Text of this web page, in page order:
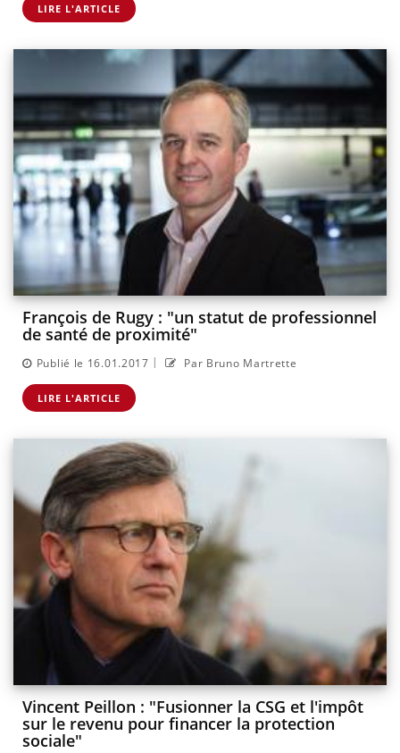
LIRE L'ARTICLE
François de Rugy : "un statut de professionnel
de santé de proximité"
Publié le 16.01.2017 | Par Bruno Martrette
LIRE L'ARTICLE
Vincent Peillon : "Fusionner la CSG et l'impôt
sur le revenu pour financer la protection
sociale"